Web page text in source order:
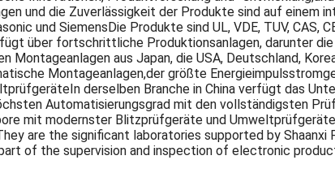
und die Zuverlässigkeit der Produkte sind auf einem
und SiemensDie Produkte sind UL, VDE, TUV, CAS,
über fortschrittliche Produktionsanlagen, darunter
Montageanlagen aus Japan, die USA, Deutschland,
Montageanlagen,der größte
derselben Branche in China verfügt das
Automatisierungsgrad mit den vollständigsten
mit modernster Blitzprüfgeräte und
are the significant laboratories supported by
of the supervision and inspection of electronic